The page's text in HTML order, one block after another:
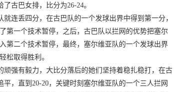
古巴女排，比分为26-24。
丢四分，在古巴队的一个发球出界中得到第一分，
第一个技术暂停，之后，古巴队以拦网的优势把塞尔
第二个技术暂停，最终，塞尔维亚队的一个发球出界
松取得胜利。
强有毅力，大比分落后的她们坚持着稳扎稳打，在古
，直到20-20，关键时刻塞尔维亚队的一个三人拦网